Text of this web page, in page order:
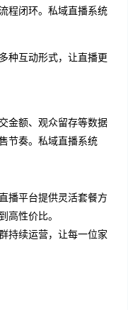
程闭环。私域直播系统
种互动形式，让直播更
金额、观众留存等数据
节奏。私域直播系统
播平台提供灵活套餐方
高性价比。
持续运营，让每一位家